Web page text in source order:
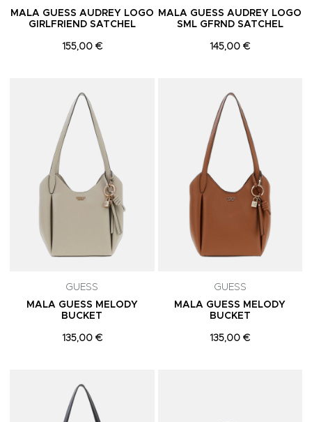
MALA GUESS AUDREY LOGO
GIRLFRIEND SATCHEL
155,00 €
MALA GUESS AUDREY LOGO
SML GFRND SATCHEL
145,00 €
GUESS
MALA GUESS MELODY
BUCKET
135,00 €
GUESS
MALA GUESS MELODY
BUCKET
135,00 €